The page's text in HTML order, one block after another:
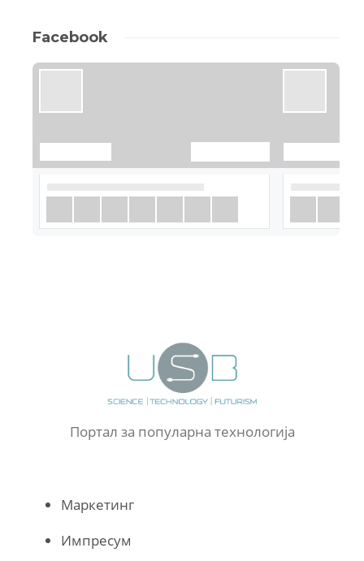
Facebook
Портал за популарна технологија
Маркетинг
Импресум